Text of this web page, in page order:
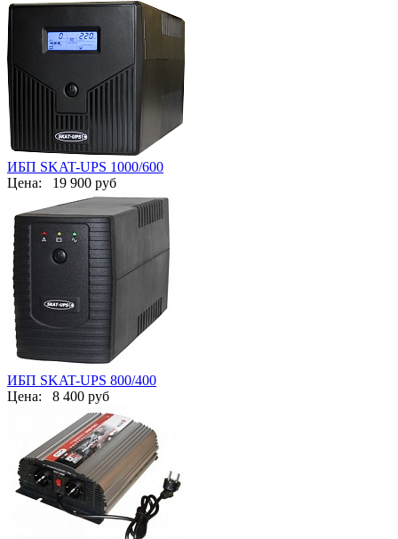
ИБП SKAT-UPS 1000/600
Цена: 19 900 руб
ИБП SKAT-UPS 800/400
Цена: 8 400 руб